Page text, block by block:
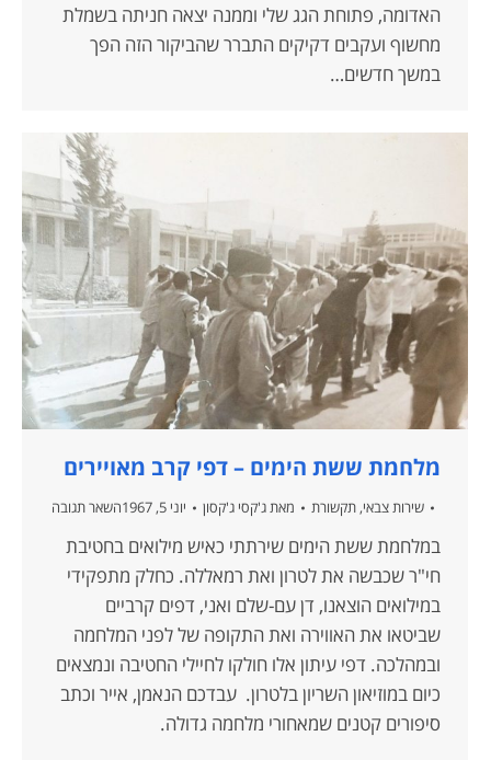
האדומה, פתוחת הגג שלי וממנה יצאה חניתה בשמלת
מחשוף ועקבים דקיקים התברר שהביקור הזה הפך
במשך חדשים…
מלחמת ששת הימים – דפי קרב מאויירים
שירות צבאי, תקשורת מאתג'קסי ג'קסון יוני 5, 1967 השאר תגובה
במלחמת ששת הימים שירתתי כאיש מילואים בחטיבת
חי"ר שכבשה את לטרון ואת רמאללה. כחלק מתפקידי
במילואים הוצאנו, דן עם-שלם ואני, דפים קרביים
שביטאו את האווירה ואת התקופה של לפני המלחמה
ובמהלכה. דפי עיתון אלו חולקו לחיילי החטיבה ונמצאים
כיום במוזיאון השריון בלטרון. עבדכם הנאמן, אייר וכתב
סיפורים קטנים שמאחורי מלחמה גדולה.